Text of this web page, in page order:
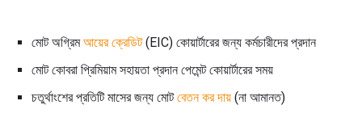
মোট অগ্রিমআয়ের ক্রেডিট(EIC) কোয়ার্টারের জন্য কর্মচারীদের প্রদান
মোট কোবরা প্রিমিয়াম সহায়তা প্রদান পেমেন্ট কোয়ার্টারের সময়
চতুর্থাংশের প্রতিটি মাসের জন্য মোটবেতন কর দায় (না আমানত)